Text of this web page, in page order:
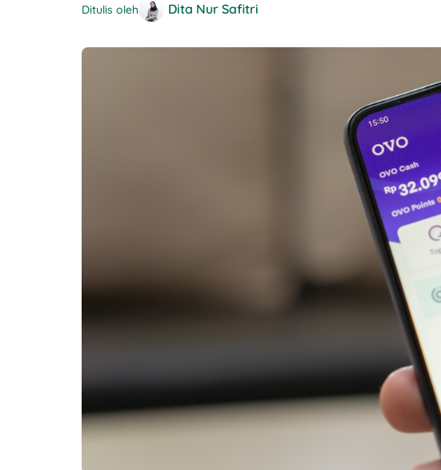
Ditulis oleh
Dita Nur Safitri